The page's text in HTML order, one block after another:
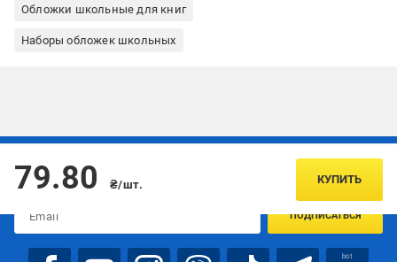
Обложки школьные для книг
Наборы обложек школьных
79.80 ₴/шт. КУПИТЬ
Подписывайтесь, чтобы узнавать первым об акцияx и
ПОДПИСАТЬСЯ
bot